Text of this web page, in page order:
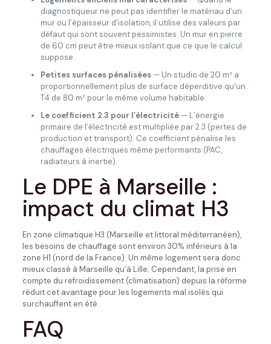
diagnostiqueur ne peut pas identifier le matériau d’un
mur ou l’épaisseur d’isolation, il utilise des valeurs par
défaut qui sont souvent pessimistes. Un mur en pierre
de 60 cm peut être mieux isolant que ce que le calcul
suppose.
Petites surfaces pénalisées— Un studio de 20 m² a
proportionnellement plus de surface déperditive qu’un
T4 de 80 m² pour le même volume habitable.
Le coefficient 2.3 pour l’électricité— L’énergie
primaire de l’électricité est multipliée par 2.3 (pertes de
production et transport). Ce coefficient pénalise les
chauffages électriques même performants (PAC,
radiateurs à inertie).
Le DPE à Marseille :
impact du climat H3
En zone climatique H3 (Marseille et littoral méditerranéen),
les besoins de chauffage sont environ 30% inférieurs à la
zone H1 (nord de la France). Un même logement sera donc
mieux classé à Marseille qu’à Lille. Cependant, la prise en
compte du refroidissement (climatisation) depuis la réforme
réduit cet avantage pour les logements mal isolés qui
surchauffent en été.
FAQ